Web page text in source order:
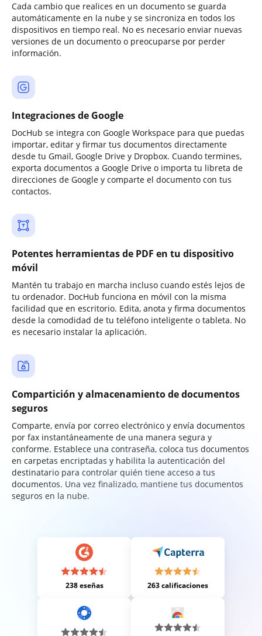
Cada cambio que realices en un documento se guarda
automáticamente en la nube y se sincroniza en todos los
dispositivos en tiempo real. No es necesario enviar nuevas
versiones de un documento o preocuparse por perder
información.
Integraciones de Google
DocHub se integra con Google Workspace para que puedas
importar, editar y firmar tus documentos directamente
desde tu Gmail, Google Drive y Dropbox. Cuando termines,
exporta documentos a Google Drive o importa tu libreta de
direcciones de Google y comparte el documento con tus
contactos.
Potentes herramientas de PDF en tu dispositivo
móvil
Mantén tu trabajo en marcha incluso cuando estés lejos de
tu ordenador. DocHub funciona en móvil con la misma
facilidad que en escritorio. Edita, anota y firma documentos
desde la comodidad de tu teléfono inteligente o tableta. No
es necesario instalar la aplicación.
Compartición y almacenamiento de documentos
seguros
Comparte, envía por correo electrónico y envía documentos
por fax instantáneamente de una manera segura y
conforme. Establece una contraseña, coloca tus documentos
en carpetas encriptadas y habilita la autenticación del
destinatario para controlar quién tiene acceso a tus
documentos. Una vez finalizado, mantiene tus documentos
seguros en la nube.
238 eseñas 263 calificaciones